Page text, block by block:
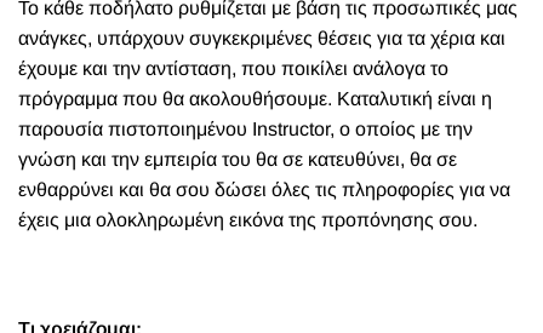
Το κάθε ποδήλατο ρυθμίζεται με βάση τις προσωπικές μας
ανάγκες, υπάρχουν συγκεκριμένες θέσεις για τα χέρια και
έχουμε και την αντίσταση, που ποικίλει ανάλογα το
πρόγραμμα που θα ακολουθήσουμε. Καταλυτική είναι η
παρουσία πιστοποιημένου Instructor, ο οποίος με την
γνώση και την εμπειρία του θα σε κατευθύνει, θα σε
ενθαρρύνει και θα σου δώσει όλες τις πληροφορίες για να
έχεις μια ολοκληρωμένη εικόνα της προπόνησης σου.
Τι χρειάζομαι;